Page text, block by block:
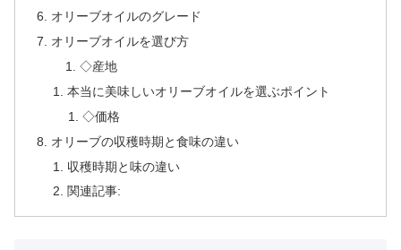
オリーブオイルのグレード
オリーブオイルを選び方
◇産地
本当に美味しいオリーブオイルを選ぶポイント
◇価格
オリーブの収穫時期と食味の違い
収穫時期と味の違い
関連記事: